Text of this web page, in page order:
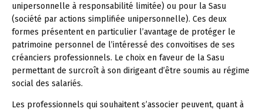
unipersonnelle à responsabilité limitée) ou pour la Sasu
(société par actions simplifiée unipersonnelle). Ces deux
formes présentent en particulier l’avantage de protéger le
patrimoine personnel de l’intéressé des convoitises de ses
créanciers professionnels. Le choix en faveur de la Sasu
permettant de surcroît à son dirigeant d’être soumis au régime
social des salariés.
Les professionnels qui souhaitent s’associer peuvent, quant à